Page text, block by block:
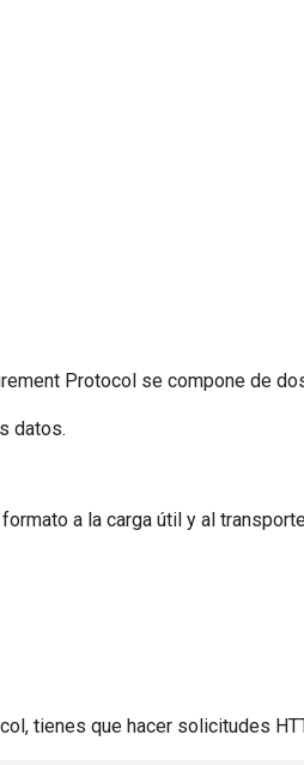
Protocol se compone de
datos.
a la carga útil y al
tienes que hacer solicitudes